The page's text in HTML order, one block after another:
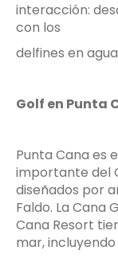
interacción:
con los
delfines en
Golf en Punta
Punta Cana es
importante del
diseñados por
Faldo. La Cana
Cana Resort
mar,